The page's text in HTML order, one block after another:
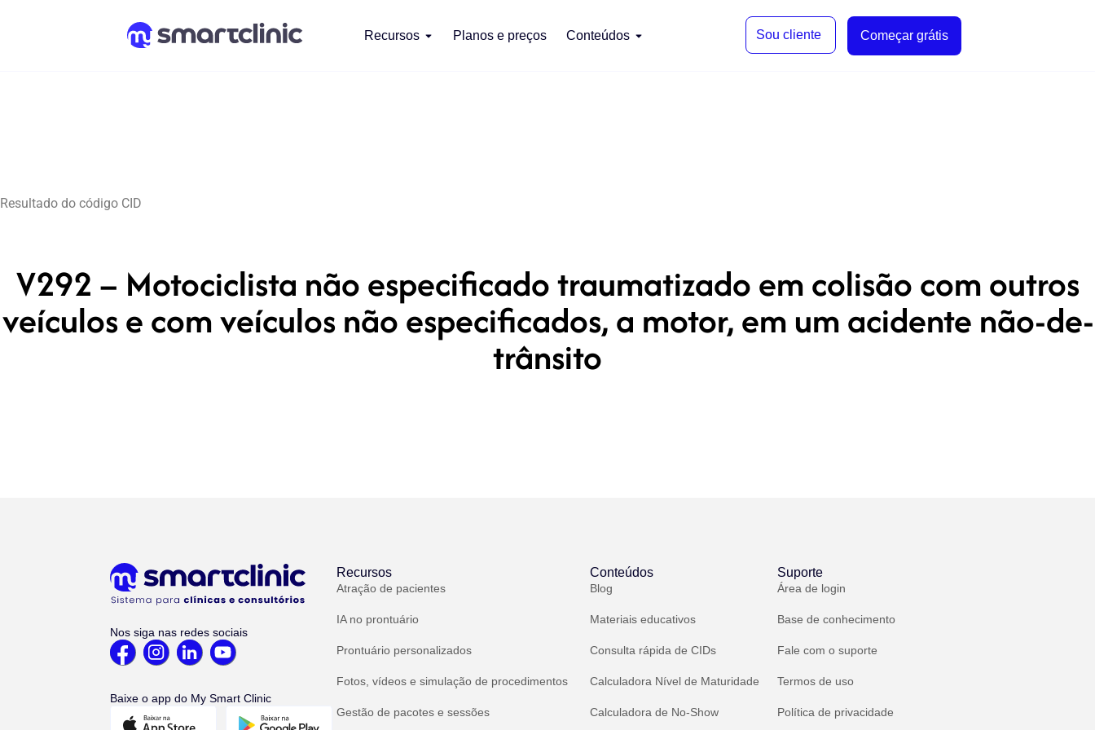
Recursos Planos e preços Conteúdos Sou cliente Começar grátis
Resultado do código CID
V292 – Motociclista não especificado traumatizado em colisão com outros
veículos e com veículos não especificados, a motor, em um acidente não-de-
trânsito
Nos siga nas redes sociais
Baixe o app do My Smart Clinic
Recursos
Atração de pacientes
IA no prontuário
Prontuário personalizados
Fotos, vídeos e simulação de procedimentos
Gestão de pacotes e sessões
Conteúdos
Blog
Materiais educativos
Consulta rápida de CIDs
Calculadora Nível de Maturidade
Calculadora de No-Show
Suporte
Área de login
Base de conhecimento
Fale com o suporte
Termos de uso
Política de privacidade